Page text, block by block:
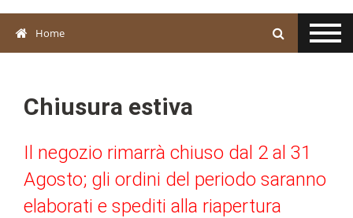
Home
Chiusura estiva
Il negozio rimarrà chiuso dal 2 al 31
Agosto; gli ordini del periodo saranno
elaborati e spediti alla riapertura